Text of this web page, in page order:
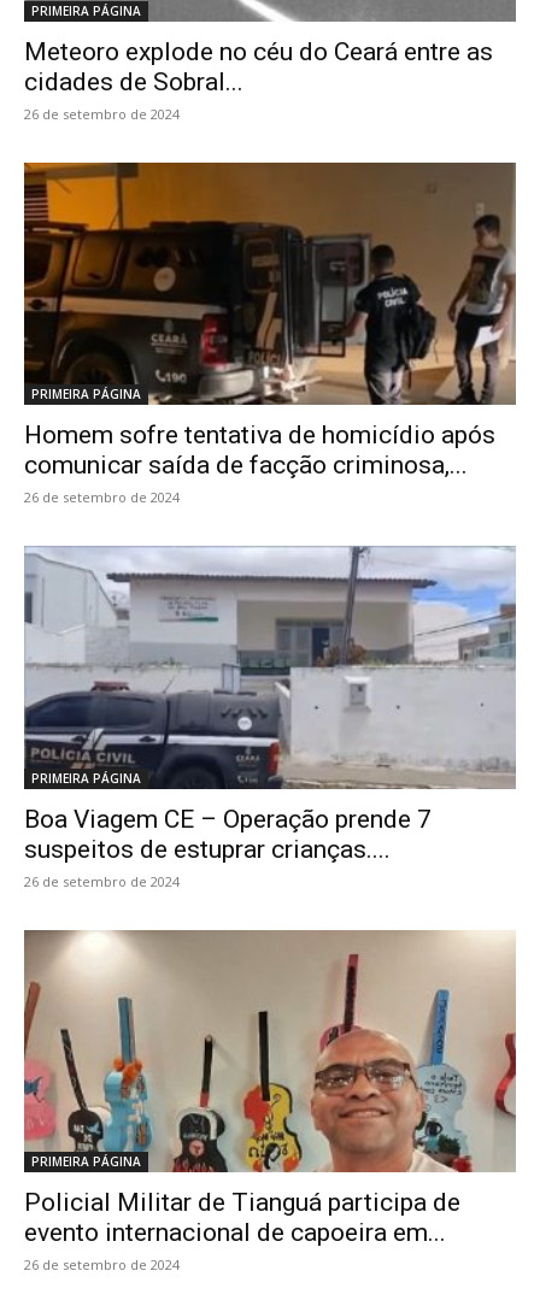
PRIMEIRA PÁGINA
Meteoro explode no céu do Ceará entre as
cidades de Sobral...
26 de setembro de 2024
PRIMEIRA PÁGINA
Homem sofre tentativa de homicídio após
comunicar saída de facção criminosa,...
26 de setembro de 2024
PRIMEIRA PÁGINA
Boa Viagem CE – Operação prende 7
suspeitos de estuprar crianças....
26 de setembro de 2024
PRIMEIRA PÁGINA
Policial Militar de Tianguá participa de
evento internacional de capoeira em...
26 de setembro de 2024